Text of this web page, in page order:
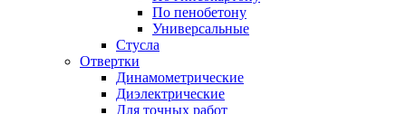
По пенобетону
Универсальные
Стусла
Отвертки
Динамометрические
Диэлектрические
Для точных работ